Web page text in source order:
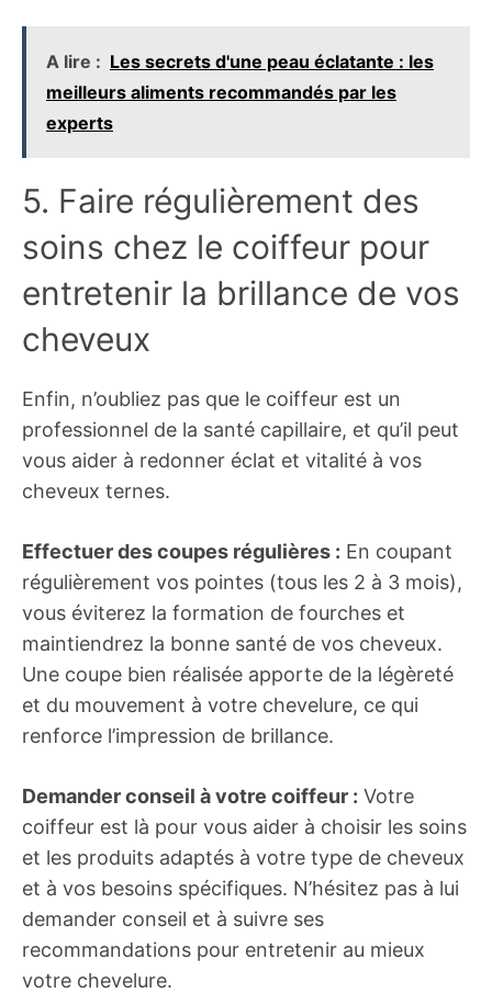
A lire : Les secrets d'une peau éclatante : les
meilleurs aliments recommandés par les
experts
5. Faire régulièrement des
soins chez le coiffeur pour
entretenir la brillance de vos
cheveux
Enfin, n’oubliez pas que le coiffeur est un
professionnel de la santé capillaire, et qu’il peut
vous aider à redonner éclat et vitalité à vos
cheveux ternes.
Effectuer des coupes régulières : En coupant
régulièrement vos pointes (tous les 2 à 3 mois),
vous éviterez la formation de fourches et
maintiendrez la bonne santé de vos cheveux.
Une coupe bien réalisée apporte de la légèreté
et du mouvement à votre chevelure, ce qui
renforce l’impression de brillance.
Demander conseil à votre coiffeur : Votre
coiffeur est là pour vous aider à choisir les soins
et les produits adaptés à votre type de cheveux
et à vos besoins spécifiques. N’hésitez pas à lui
demander conseil et à suivre ses
recommandations pour entretenir au mieux
votre chevelure.